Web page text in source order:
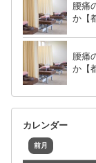
腰痛
か【
腰痛
か【
カレンダー
前月